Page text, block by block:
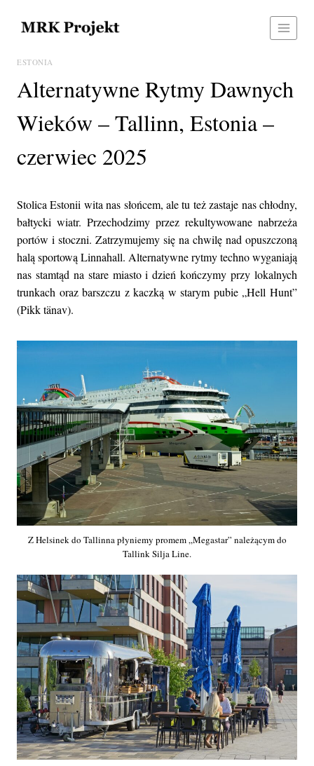
ESTONIA
Alternatywne Rytmy Dawnych
Wieków – Tallinn, Estonia –
czerwiec 2025
Stolica Estonii wita nas słońcem, ale tu też zastaje nas chłodny,
bałtycki wiatr. Przechodzimy przez rekultywowane nabrzeża
portów i stoczni. Zatrzymujemy się na chwilę nad opuszczoną
halą sportową Linnahall. Alternatywne rytmy techno wyganiają
nas stamtąd na stare miasto i dzień kończymy przy lokalnych
trunkach oraz barszczu z kaczką w starym pubie „Hell Hunt”
(Pikk tänav).
Z Helsinek do Tallinna płyniemy promem „Megastar” należącym do
Tallink Silja Line.